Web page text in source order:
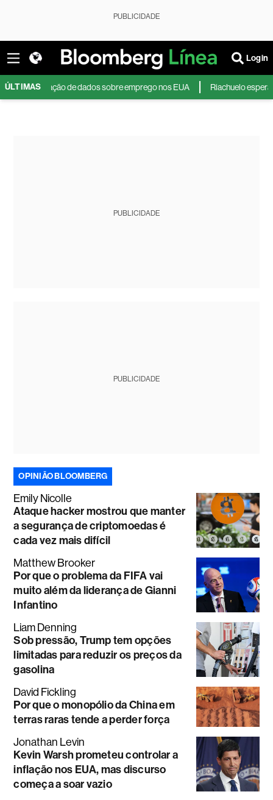
PUBLICIDADE
Login
ÚLTIMAS
de divulgação de dados sobre emprego nos EUA Riachuelo espera
PUBLICIDADE
PUBLICIDADE
OPINIÃO BLOOMBERG
Emily Nicolle
Ataque hacker mostrou que manter
a segurança de criptomoedas é
cada vez mais difícil
Matthew Brooker
Por que o problema da FIFA vai
muito além da liderança de Gianni
Infantino
Liam Denning
Sob pressão, Trump tem opções
limitadas para reduzir os preços da
gasolina
David Fickling
Por que o monopólio da China em
terras raras tende a perder força
Jonathan Levin
Kevin Warsh prometeu controlar a
inflação nos EUA, mas discurso
começa a soar vazio